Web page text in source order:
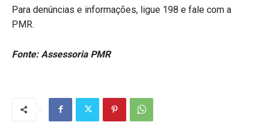
Para denúncias e informações, ligue 198 e fale com a
PMR.
Fonte: Assessoria PMR